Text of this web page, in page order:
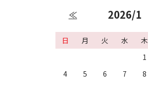
≪ 2026/1
日 月 火 水 木
1
4
5 6 7 8